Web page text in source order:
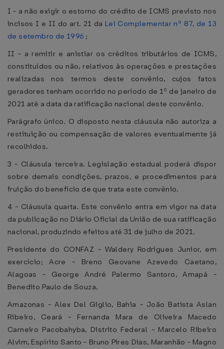
I - a não exigir o estorno do crédito de ICMS previsto nos
incisos I e II do art. 21 da Lei Complementar nº 87, de 13
de setembro de 1996 ;
II - a remitir e anistiar os créditos tributários de ICMS,
constituídos ou não, relativos às operações e prestações
realizadas nos termos deste convênio, cujos fatos
geradores tenham ocorrido no período de 1º de janeiro de
2021 até a data da ratificação nacional deste convênio.
Parágrafo único. O disposto nesta cláusula não autoriza a
restituição ou compensação de valores eventualmente já
recolhidos.
3 - Cláusula terceira. Legislação estadual poderá dispor
sobre demais condições, prazos, e procedimentos para
fruição do benefício de que trata este convênio.
4 - Cláusula quarta. Este convênio entra em vigor na data
da publicação no Diário Oficial da União de sua ratificação
nacional, produzindo efeitos até 31 de julho de 2021.
Presidente do CONFAZ - Waldery Rodrigues Junior, em
exercício; Acre - Breno Geovane Azevedo Caetano,
Alagoas - George André Palermo Santoro, Amapá -
Benedito Paulo de Souza,
Amazonas - Alex Del Giglio, Bahia - João Batista Aslan
Ribeiro, Ceará - Fernanda Mara de Oliveira Macedo
Carneiro Pacobahyba, Distrito Federal - Marcelo Ribeiro
Alvim, Espírito Santo - Bruno Pires Dias, Maranhão - Magno